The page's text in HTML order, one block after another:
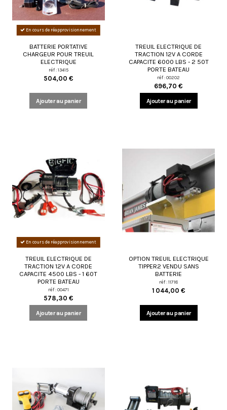
En cours de réapprovisionnement
BATTERIE PORTATIVE
CHARGEUR POUR TREUIL
ELECTRIQUE
réf : 13415
504,00 €
Ajouter au panier
TREUIL ELECTRIQUE DE
TRACTION 12V A CORDE
CAPACITE 6000 LBS - 2 50T
PORTE BATEAU
réf : 00202
696,70 €
Ajouter au panier
En cours de réapprovisionnement
TREUIL ELECTRIQUE DE
TRACTION 12V A CORDE
CAPACITE 4500 LBS - 1 60T
PORTE BATEAU
réf : 00471
578,30 €
Ajouter au panier
OPTION TREUIL ELECTRIQUE
TIPPER2 VENDU SANS
BATTERIE
réf : 11718
1 044,00 €
Ajouter au panier